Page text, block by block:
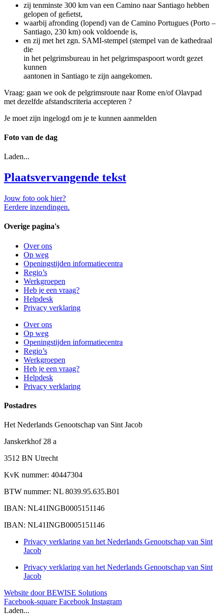
zij tenminste 300 km van een Camino naar Santiago hebben
gelopen of geﬁetst,
waarbij afronding (lopend) van de Camino Portugues (Porto –
Santiago, 230 km) ook voldoende is,
en zij met het zgn. SAMI-stempel (stempel van de kathedraal
die
in het pelgrimsbureau in het pelgrimspaspoort wordt gezet
kunnen
aantonen in Santiago te zijn aangekomen.
Vraag: gaan we ook de pelgrimsroute naar Rome en/of Olavpad
met dezelfde afstandscriteria accepteren ?
Je moet zijn ingelogd om je te kunnen aanmelden
Foto van de dag
Laden...
Plaatsvervangende tekst
Jouw foto ook hier?
Eerdere inzendingen.
Overige pagina's
Over ons
Op weg
Openingstijden informatiecentra
Regio’s
Werkgroepen
Heb je een vraag?
Helpdesk
Privacy verklaring
Over ons
Op weg
Openingstijden informatiecentra
Regio’s
Werkgroepen
Heb je een vraag?
Helpdesk
Privacy verklaring
Postadres
Het Nederlands Genootschap van Sint Jacob
Janskerkhof 28 a
3512 BN Utrecht
KvK nummer: 40447304
BTW nummer: NL 8039.95.635.B01
IBAN: NL41INGB0005151146
IBAN: NL41INGB0005151146
Privacy verklaring van het Nederlands Genootschap van Sint
Jacob
Privacy verklaring van het Nederlands Genootschap van Sint
Jacob
Website door BEWISE Solutions
Facebook-square Facebook Instagram
Laden...